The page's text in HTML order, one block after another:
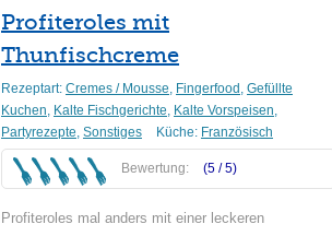
Profiteroles mit
Thunfischcreme
Rezeptart: Cremes / Mousse, Fingerfood , Gefüllte
Kuchen, Kalte Fischgerichte, Kalte Vorspeisen,
Partyrezepte, Sonstiges Küche: Französisch
Bewertung: (5 /5)
Profiteroles mal anders mit einer leckeren